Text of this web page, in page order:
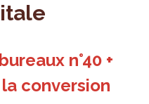
n°40 +
conversion